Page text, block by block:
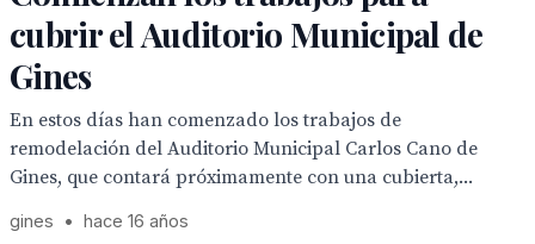
cubrir el Auditorio Municipal de
Gines
En estos días han comenzado los trabajos de
remodelación del Auditorio Municipal Carlos Cano de
Gines, que contará próximamente con una cubierta,...
gines • hace 16 años